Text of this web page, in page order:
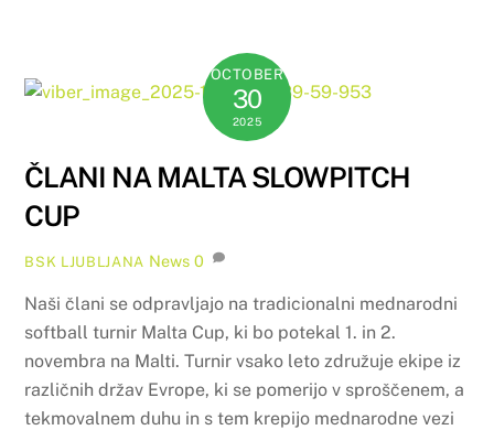
OCTOBER
30
2025
ČLANI NA MALTA SLOWPITCH
CUP
BSK LJUBLJANA News 0
Naši člani se odpravljajo na tradicionalni mednarodni
softball turnir Malta Cup, ki bo potekal 1. in 2.
novembra na Malti. Turnir vsako leto združuje ekipe iz
različnih držav Evrope, ki se pomerijo v sproščenem, a
tekmovalnem duhu in s tem krepijo mednarodne vezi